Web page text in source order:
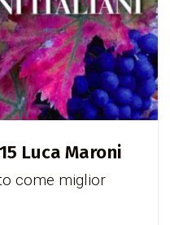
Luca Maroni
come miglior